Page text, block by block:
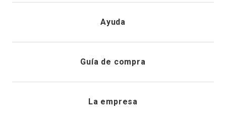
Historial de pedidos
Ayuda
Guía de compra
La empresa